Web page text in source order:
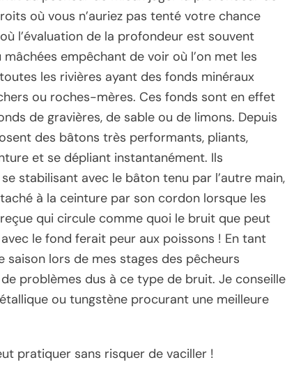
où vous n’auriez pas tenté votre chance
l’évaluation de la profondeur est souvent
empêchant de voir où l’on met les
les rivières ayant des fonds minéraux
ou roches-mères. Ces fonds sont en effet
de gravières, de sable ou de limons. Depuis
des bâtons très performants, pliants,
et se dépliant instantanément. Ils
stabilisant avec le bâton tenu par l’autre main,
à la ceinture par son cordon lorsque les
qui circule comme quoi le bruit que peut
le fond ferait peur aux poissons ! En tant
saison lors de mes stages des pêcheurs
problèmes dus à ce type de bruit. Je conseille
ou tungstène procurant une meilleure
pratiquer sans risquer de vaciller !